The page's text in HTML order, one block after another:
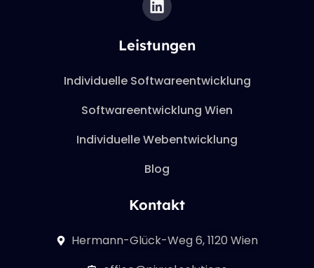
Leistungen
Individuelle Softwareentwicklung
Softwareentwicklung Wien
Individuelle Webentwicklung
Blog
Kontakt
Hermann-Glück-Weg 6, 1120 Wien